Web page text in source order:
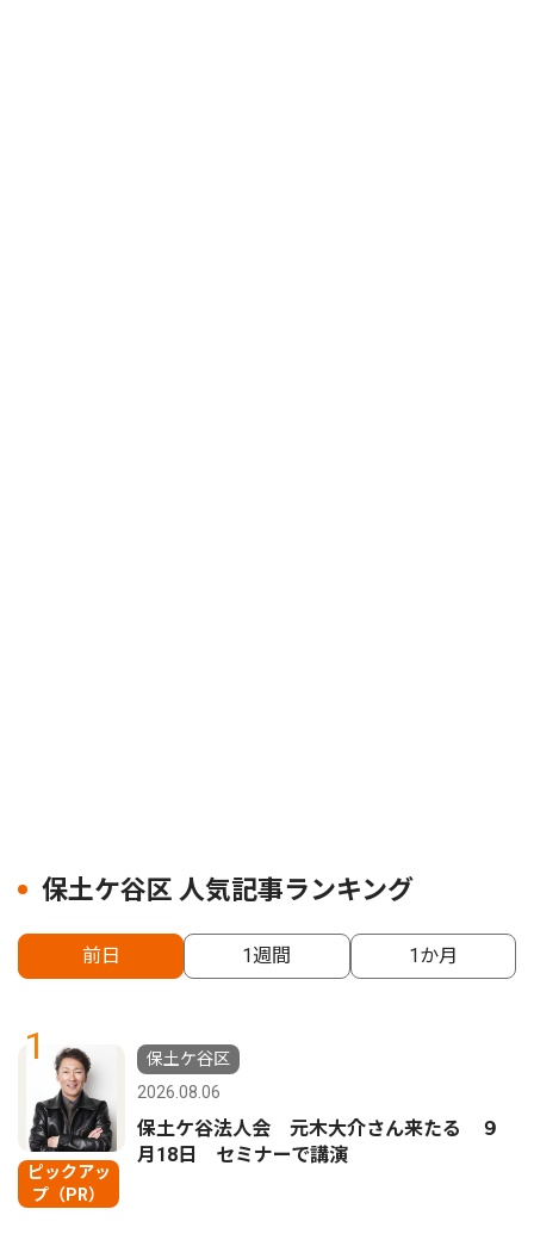
保土ケ谷区 人気記事ランキング
前日 1週間 1か月
1
ピックアッ
プ（PR）
保土ケ谷区
2026.08.06
保土ケ谷法人会 元木大介さん来たる ９
月18日 セミナーで講演